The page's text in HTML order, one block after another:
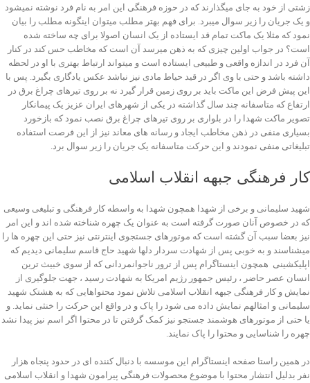
زشتی از خود به جای میگذارند که در حوزه فرهنگی این امر به نام فرد نوشته نمیشود
و یک جریان را زیر سوال میبرد. برای فهم بهتر مطلب میتوان اینگونه مطلب را بیان
نمود که مثلا یک ماکت تمام قد ایستاده از یک انسان اصولا برای چه ساخته شده
است؟ در جواب اولین چیزی که به ذهن میرسد آن است که مخاطب حس کند در کنار
آن فرد در اندازه واقعی و طبیعی ایستاده است و میتواند ارتباط بهتری با او در لحظه
داشته باشد و حتی با وی اگر در قید حیاط مادی نیز نباشد عکس یادگاری بگیرد. پس با
این پیش فرض این ماکت باید بر روی زمین قرار گیرد نه بر روی تیرهای چراغ برق در
ارتفاع که متاسفانه چند سال گذاشته در یکی از شهرهای ایران عزیز یک پیمانکار
تصویر ماکت شهدا را در بلواری بر روی تیرهای چراغ برق نصب نمود که بازخورد
بسیاری منفی در ذهن مخاطب ایجاد و رسانه های معاند نیز از این فرصت استفاده
تبلیغاتی منفی نمودند و این حرکت متاسفانه یک جریان را زیر سوال برد.
کار فرهنگی جبهه انقلاب اسلامی
شهید سلیمانی و برخی از شهدا همچون شهدا به واسطه کار فرهنگی و تبلیغی وسیعی
که در خصوص آنان صورت گرفته است به عنوان یک چهره شناخته شده اند و این امر
نیز بعضا سبب آن گشته است که موتورهای جستجوی اینترنتی نیز حتی این چهره ها را
میشناسند و به خوبی پس از شهادت سردار دلها شهید حاج قاسم سلیمانی دیدیم که
اپلیکشینی همچون اینستاگرام پس از ترور ناجوانمردانی که از سوی خبیث ترین
انسان عصر حاضر ، رئیس جمهور رژیم امریکا به شهادت رسید ، جهت جلوگیری از
نمایش و کار فرهنگی جبهه انقلاب اسلامی تلاش نمود محتواهایی که به هشتک شهید
سلیمانی و امثالهم نمایش داده می شود را پاک و در واقع این حرکت را خنثی نماید. و
یا حتی از موتورهای هوشمند جستجو نیز کمک گرفتن تا در محتوا اگر اسم نیز پیدا نشد
چهره را شناسایی و محتوا را پاک نمایند.
در همین راستا صفحه اینستاگرام این موسسه با دنبال کننده ای در حدود پنجاه هزار
نفر بدلیل انتشار محتوا با موضوع محصولات فرهنگی پیرامون شهدا و انقلاب اسلامی